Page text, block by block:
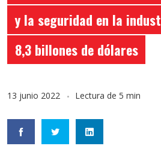
y la seguridad en la
8,3 billones de dólares
13 junio 2022 Lectura de 5 min